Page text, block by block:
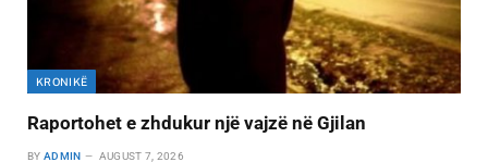
KRONIKË
Raportohet e zhdukur një vajzë në Gjilan
BY ADMIN AUGUST 7, 2026